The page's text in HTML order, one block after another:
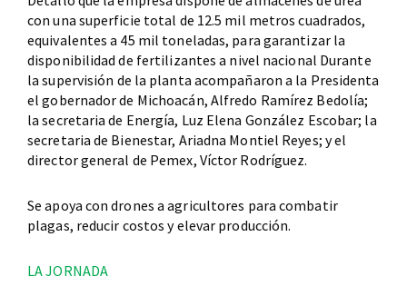
con una superficie total de 12.5 mil metros cuadrados,
equivalentes a 45 mil toneladas, para garantizar la
disponibilidad de fertilizantes a nivel nacional Durante
la supervisión de la planta acompañaron a la Presidenta
el gobernador de Michoacán, Alfredo Ramírez Bedolía;
la secretaria de Energía, Luz Elena González Escobar; la
secretaria de Bienestar, Ariadna Montiel Reyes; y el
director general de Pemex, Víctor Rodríguez.
Se apoya con drones a agricultores para combatir
plagas, reducir costos y elevar producción.
LA JORNADA